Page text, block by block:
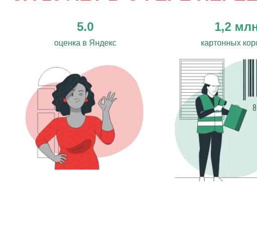
5.0
оценка в Яндекс
1,2
картонных